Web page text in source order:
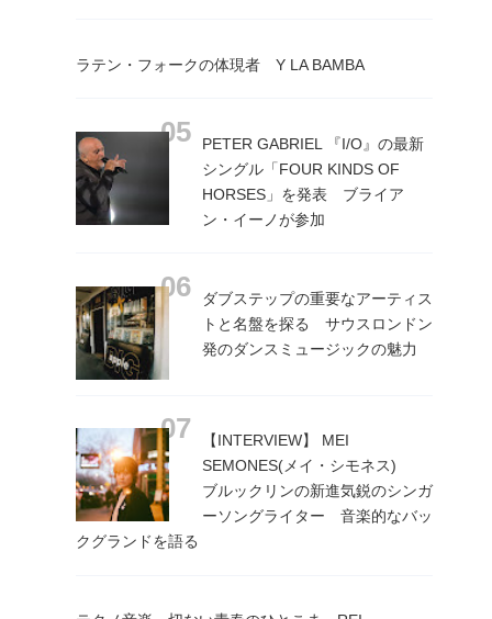
ラテン・フォークの体現者 Y LA BAMBA
PETER GABRIEL 『I/O』の最新
シングル「FOUR KINDS OF
HORSES」を発表 ブライア
ン・イーノが参加
ダブステップの重要なアーティス
トと名盤を探る サウスロンドン
発のダンスミュージックの魅力
【INTERVIEW】 MEI
SEMONES(メイ・シモネス)
ブルックリンの新進気鋭のシンガ
ーソングライター 音楽的なバッ
クグランドを語る